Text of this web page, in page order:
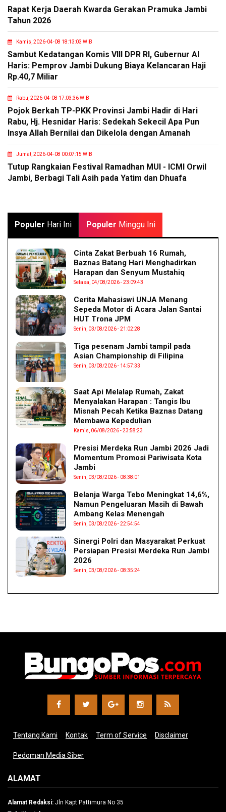
Rapat Kerja Daerah Kwarda Gerakan Pramuka Jambi
Tahun 2026
Kamis, 2026-04-08 18:13:03 WIB
Sambut Kedatangan Komis VIII DPR RI, Gubernur Al
Haris: Pemprov Jambi Dukung Biaya Kelancaran Haji
Rp.40,7 Miliar
Rabu, 2026-04-08 17:03:36 WIB
Pojok Berkah TP-PKK Provinsi Jambi Hadir di Hari
Rabu, Hj. Hesnidar Haris: Sedekah Sekecil Apa Pun
Insya Allah Bernilai dan Dikelola dengan Amanah
Jumat, 2026-04-08 00:07:15 WIB
Tutup Rangkaian Festival Ramadhan MUI - ICMI Orwil
Jambi, Berbagi Tali Asih pada Yatim dan Dhuafa
Populer Hari Ini Populer Minggu Ini
Cinta Zakat Berbuah 16 Rumah,
Baznas Batang Hari Menghadirkan
Harapan dan Senyum Mustahiq
Selasa, 04/08/2026 - 23:09:43
Cerita Mahasiswi UNJA Menang
Sepeda Motor di Acara Jalan Santai
HUT Trona JPM
Senin, 03/08/2026 - 21:02:28
Tiga pesenam Jambi tampil pada
Asian Championship di Filipina
Senin, 03/08/2026 - 14:57:33
Saat Api Melalap Rumah, Zakat
Menyalakan Harapan : Tangis Ibu
Misnah Pecah Ketika Baznas Datang
Membawa Kepedulian
Kamis, 06/08/2026 - 23:58:23
Presisi Merdeka Run Jambi 2026 Jadi
Momentum Promosi Pariwisata Kota
Jambi
Senin, 03/08/2026 - 08:38:01
Belanja Warga Tebo Meningkat 14,6%,
Namun Pengeluaran Masih di Bawah
Ambang Kelas Menengah
Senin, 03/08/2026 - 22:54:54
Sinergi Polri dan Masyarakat Perkuat
Persiapan Presisi Merdeka Run Jambi
2026
Senin, 03/08/2026 - 08:35:24
Tentang Kami Kontak Term of Service Disclaimer
Pedoman Media Siber
ALAMAT
Alamat Redaksi: Jln Kapt Pattimura No 35